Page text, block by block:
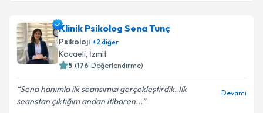
Klinik Psikolog Sena Tunç
Psikoloji +2 diğer
Kocaeli, İzmit
5 (176 Değerlendirme)
Sena hanımla ilk seansımızı gerçekleştirdik. İlk
seanstan çıktığım andan itibaren...
Devamı